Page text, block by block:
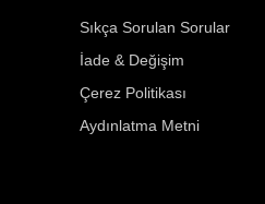
Sıkça Sorulan Sorular
İade & Değişim
Çerez Politikası
Aydınlatma Metni